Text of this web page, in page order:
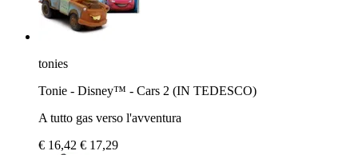
tonies
Tonie - Disney™ - Cars 2 (IN TEDESCO)
A tutto gas verso l'avventura
€ 16,42 € 17,29